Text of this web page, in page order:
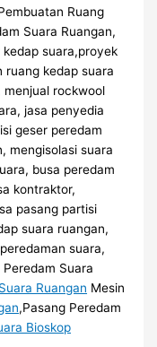
Ruang
Suara Ruangan,
suara,proyek
ruang kedap suara
menjual rockwool
jasa penyedia
geser peredam
mengisolasi suara
busa peredam
kontraktor,
pasang partisi
suara ruangan,
suara,
Suara
Ruangan Mesin
,Pasang Peredam
Bioskop